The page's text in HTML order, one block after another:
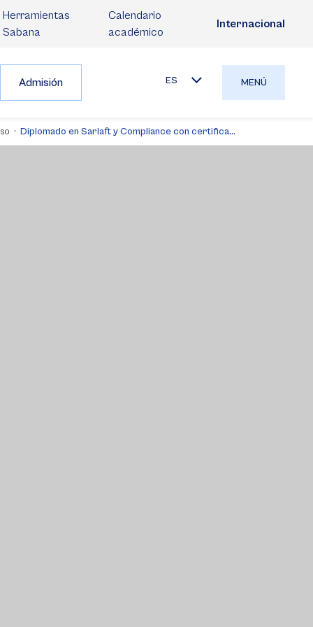
Herramientas
Sabana
Calendario
académico
Internacional
Admisión ES MENÚ
Diplomado en Sarlaft y Compliance con certifica...